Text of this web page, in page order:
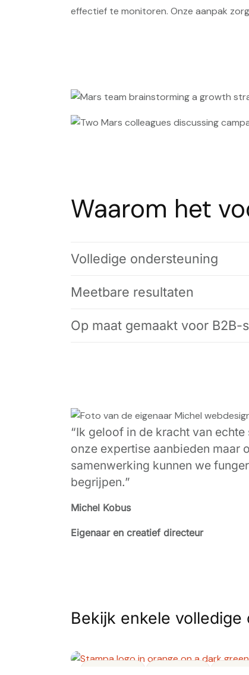
effectief te monitoren. Onze aanpak
Waarom het
Volledige ondersteuning
Meetbare resultaten
Op maat gemaakt voor B2B-
“Ik geloof in de kracht van
onze expertise aanbieden maar
samenwerking kunnen we
begrijpen.”
Michel Kobus
Eigenaar en creatief directeur
Bekijk enkele volledige